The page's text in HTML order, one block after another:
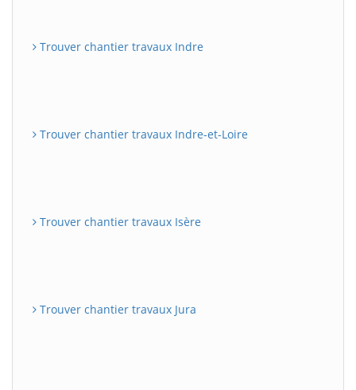
Trouver chantier travaux Indre
Trouver chantier travaux Indre-et-Loire
Trouver chantier travaux Isère
Trouver chantier travaux Jura